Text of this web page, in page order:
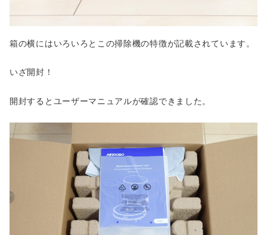
箱の横にはいろいろとこの掃除機の特徴が記載されています。
いざ開封！
開封するとユーザーマニュアルが確認できました。